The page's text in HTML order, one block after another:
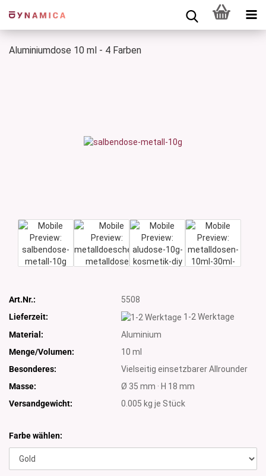
Aluminiumdose 10 ml - 4 Farben
Art.Nr.:
5508
Lieferzeit:
1-2 Werktage
Material:
Aluminium
Menge/Volumen:
10 ml
Besonderes:
Vielseitig einsetzbarer Allrounder
Masse:
Ø 35 mm · H 18 mm
Versandgewicht:
0.005 kg je Stück
Farbe wählen: